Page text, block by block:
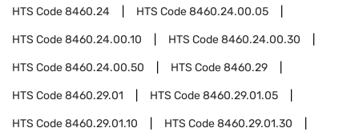
HTS Code8460.24 HTS Code8460.24.00.05
HTS Code8460.24.00.10 HTS Code8460.24.00.30
HTS Code8460.24.00.50 HTS Code8460.29
HTS Code8460.29.01 HTS Code8460.29.01.05
HTS Code8460.29.01.10 HTS Code8460.29.01.30